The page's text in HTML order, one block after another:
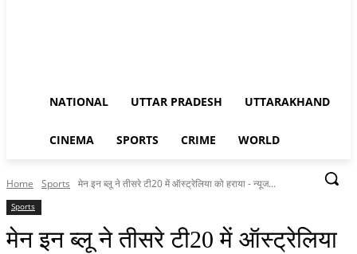
NATIONAL UTTAR PRADESH UTTARAKHAND
CINEMA SPORTS CRIME WORLD
Home Sports मेन इन ब्लू ने तीसरे टी20 में ऑस्ट्रेलिया को हराया - न्यूज...
Sports
मेन इन ब्लू ने तीसरे टी20 में ऑस्ट्रेलिया